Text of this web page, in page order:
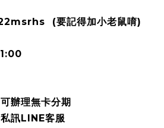
(要記得加小老鼠唷)
辦理無卡分期
訊LINE客服